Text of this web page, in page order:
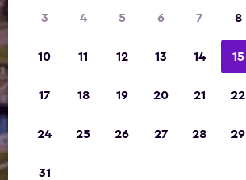
3 4 5 6 7 8
10 11 12 13 14 15
17 18 19 20 21 22
24 25 26 27 28 29
31